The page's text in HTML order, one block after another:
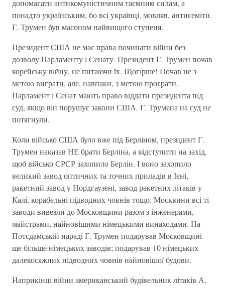
допомагати антикомунiстичним таємним силам, а
понадто українським, бо всi українцi, мовляв, антисемiти.
Г. Трумен був масоном найвищого ступеня.
Президент США не має права починати вiйни без
дозволу Парламенту i Сенату. Президент Г. Трумен почав
корейську вiйну, не питаючи їх. Щогiрше! Почав не з
метою виграти, але, навпаки, з метою програти.
Парламент i Сенат мають право вiддати президента пiд
суд, якщо вiн порушує закони США. Г. Трумена на суд не
потягнули.
Коли вiйсько США було вже пiд Берлiном, президент Г.
Трумен наказав НЕ брати Берлiна, а вiдступити на захiд,
щоб вiйсько СРСР захопило Берлiн. I воно захопило
великий завод оптичних та точних приладiв в Ієнi,
ракетний завод у Нордгаузенi, завод ракетних лiтакiв у
Калi, корабельнi пiдводних човнiв тощо. Москвини всi тi
заводи вивезли до Московщини разом з iнженерами,
майстрами, найновiшими нiмецькими винаходами. На
Потсдамськiй нарадi Г. Трумен подарував Московщинi
ще бiльше нiмецьких заводiв; подарував 10 нiмецьких
далекосяжних пiдводних човнiв найновiшої будови.
Наприкiнцi вiйни американський будiвельник лiтакiв А.